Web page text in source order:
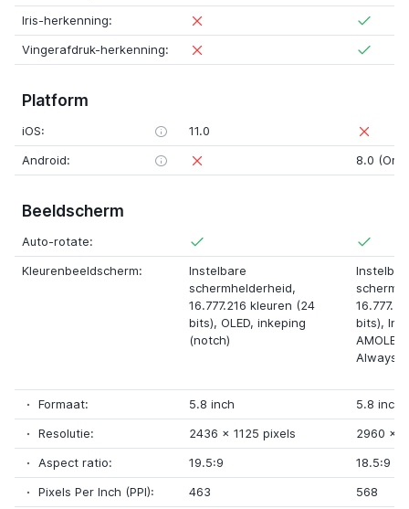
Iris-herkenning:
Vingerafdruk-herkenning:
Platform
iOS:
11.0
Android:
8.0
Beeldscherm
Auto-rotate:
Kleurenbeeldscherm:
Instelbare
schermhelderheid,
16.777.216 kleuren (24
bits), OLED, inkeping
(notch)
bits),
Always
Formaat: 5.8 inch
5.8 inch
Resolutie:
2436 x 1125 pixels 2960 x
Aspect ratio:
19.5:9
18.5:9
Pixels Per Inch (PPI):
463
568